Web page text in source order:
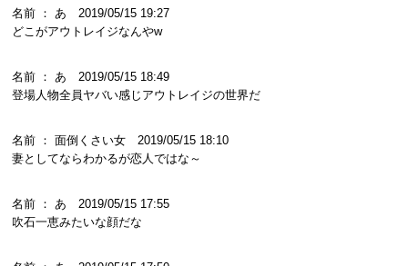
名前 ： あ 2019/05/15 19:27
どこがアウトレイジなんやw
名前 ： あ 2019/05/15 18:49
登場人物全員ヤバい感じアウトレイジの世界だ
名前 ： 面倒くさい女 2019/05/15 18:10
妻としてならわかるが恋人ではな～
名前 ： あ 2019/05/15 17:55
吹石一恵みたいな顔だな